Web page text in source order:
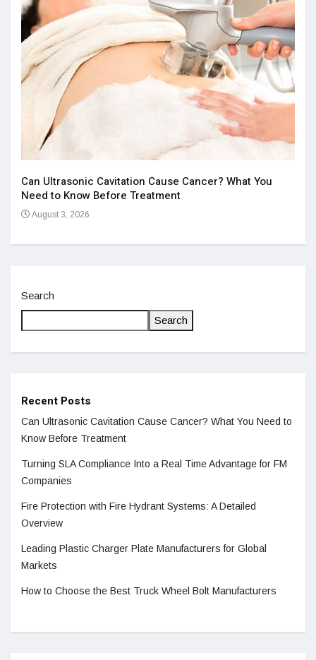
Can Ultrasonic Cavitation Cause Cancer? What You
Need to Know Before Treatment
August 3, 2026
Search
Search
Recent Posts
Can Ultrasonic Cavitation Cause Cancer? What You Need to
Know Before Treatment
Turning SLA Compliance Into a Real Time Advantage for FM
Companies
Fire Protection with Fire Hydrant Systems: A Detailed
Overview
Leading Plastic Charger Plate Manufacturers for Global
Markets
How to Choose the Best Truck Wheel Bolt Manufacturers